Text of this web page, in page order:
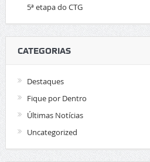
5ª etapa do CTG
CATEGORIAS
Destaques
Fique por Dentro
Últimas Notícias
Uncategorized